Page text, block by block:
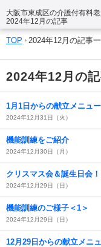
大阪市東成区の介護付有料
2024年12月の記事
TOP 2024年12月の記事
2024年12月の
1月1日からの献立メニュー
2024年12月31日（火）
機能訓練をご紹介
2024年12月30日（月）
クリスマス会＆誕生日会！
2024年12月29日（日）
機能訓練のご様子＜1＞
2024年12月29日（日）
12月29日からの献立メニ